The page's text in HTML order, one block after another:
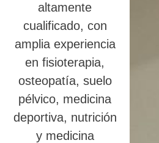
altamente
cualificado, con
amplia experiencia
en fisioterapia,
osteopatía, suelo
pélvico, medicina
deportiva, nutrición
y medicina